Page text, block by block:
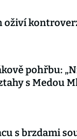
oživí
pohřbu:
s Medou
s brzdami